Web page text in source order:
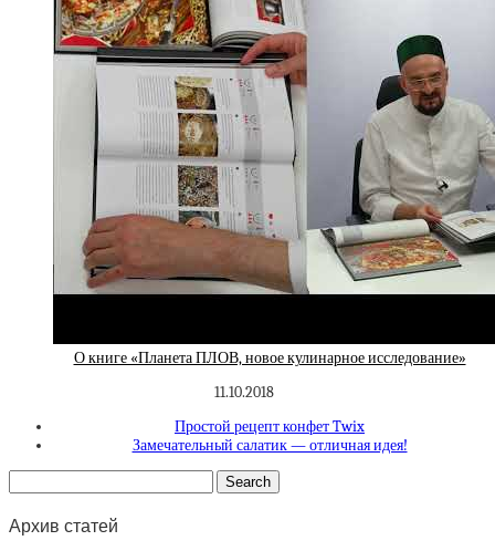
О книге «Планета ПЛОВ, новое кулинарное исследование»
11.10.2018
Простой рецепт конфет Twix
Замечательный салатик — отличная идея!
Архив статей